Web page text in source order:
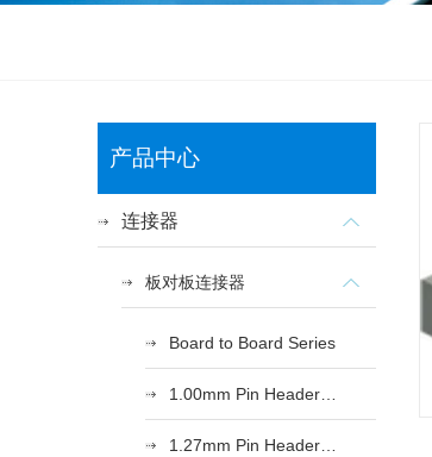
产品中心
连接器
板对板连接器
Board to Board Series